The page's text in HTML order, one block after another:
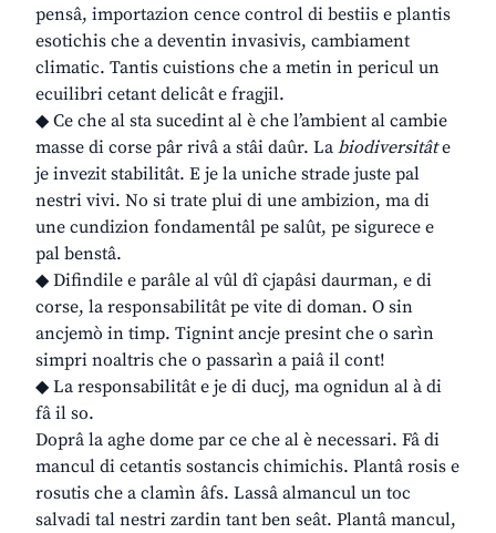
pensâ, importazion cence control di bestiis e plantis
esotichis che a deventin invasivis, cambiament
climatic. Tantis cuistions che a metin in pericul un
ecuilibri cetant delicât e fragjil.
◆ Ce che al sta sucedint al è che l’ambient al cambie
masse di corse pâr rivâ a stâi daûr. La biodiversitâte
je invezit stabilitât. E je la uniche strade juste pal
nestri vivi. No si trate plui di une ambizion, ma di
une cundizion fondamentâl pe salût, pe sigurece e
pal benstâ.
◆ Difindile e parâle al vûl dî cjapâsi daurman, e di
corse, la responsabilitât pe vite di doman. O sin
ancjemò in timp. Tignint ancje presint che o sarìn
simpri noaltris che o passarìn a paiâ il cont!
◆ La responsabilitât e je di ducj, ma ognidun al à di
fâ il so.
Doprâ la aghe dome par ce che al è necessari. Fâ di
mancul di cetantis sostancis chimichis. Plantâ rosis e
rosutis che a clamìn âfs. Lassâ almancul un toc
salvadi tal nestri zardin tant ben seât. Plantâ mancul,